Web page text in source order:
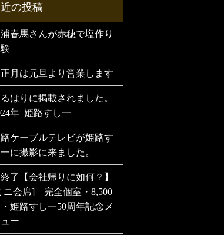
春馬さんが赤穂で塩作り
月は元旦より営業します
るはりに掲載されました。
年_姫路すし一
ケーブルテレビが姫路す
一に撮影に来ました。
了【会社帰りに如何？】
ニ会席] 完全個室・8,500
姫路すし一50周年記念メ
ー